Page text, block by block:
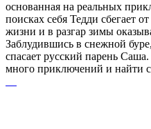
основанная на реальных
поисках себя Тедди сбегает
жизни и в разгар зимы
Заблудившись в снежной
спасает русский парень
много приключений и найти